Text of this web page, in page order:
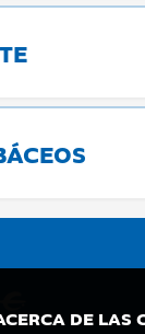
DE LAS